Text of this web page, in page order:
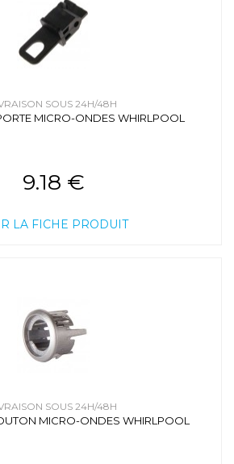
SOUS 24H/48H
MICRO-ONDES WHIRLPOOL
9.18 €
LA FICHE PRODUIT
SOUS 24H/48H
MICRO-ONDES WHIRLPOOL